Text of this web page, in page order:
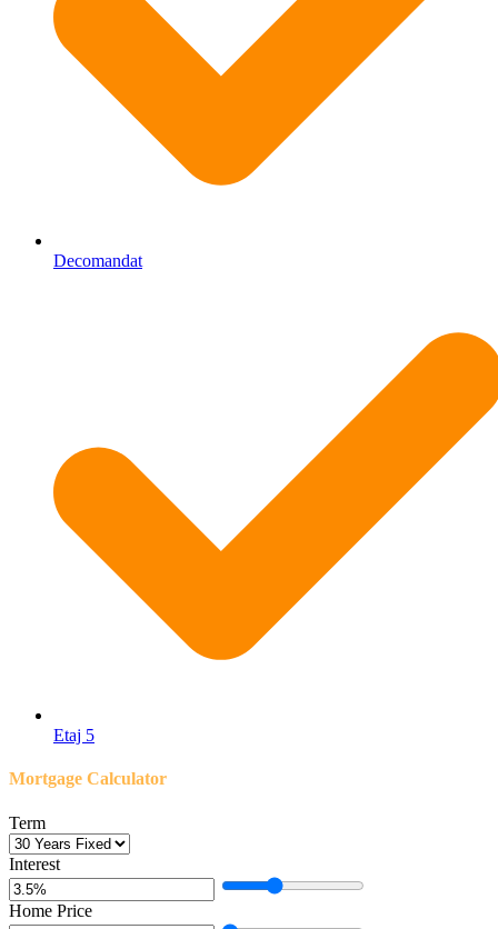
Decomandat
Etaj 5
Mortgage Calculator
Term
Interest
Home Price